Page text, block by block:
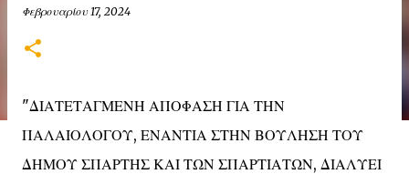
Φεβρουαρίου 17, 2024
"ΔΙΑΤΕΤΑΓΜΕΝΗ ΑΠΟΦΑΣΗ ΓΙΑ ΤΗΝ
ΠΑΛΑΙΟΛΟΓΟΥ, ΕΝΑΝΤΙΑ ΣΤΗΝ ΒΟΥΛΗΣΗ ΤΟΥ
ΔΗΜΟΥ ΣΠΑΡΤΗΣ ΚΑΙ ΤΩΝ ΣΠΑΡΤΙΑΤΩΝ, ΔΙΑΛΥΕΙ